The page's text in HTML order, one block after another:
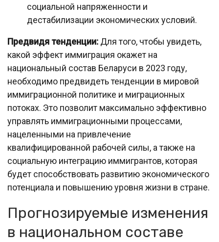
социальной напряженности и
дестабилизации экономических условий.
Предвидя тенденции: Для того, чтобы увидеть,
какой эффект иммиграция окажет на
национальный состав Беларуси в 2023 году,
необходимо предвидеть тенденции в мировой
иммиграционной политике и миграционных
потоках. Это позволит максимально эффективно
управлять иммиграционными процессами,
нацеленными на привлечение
квалифицированной рабочей силы, а также на
социальную интеграцию иммигрантов, которая
будет способствовать развитию экономического
потенциала и повышению уровня жизни в стране.
Прогнозируемые изменения
в национальном составе